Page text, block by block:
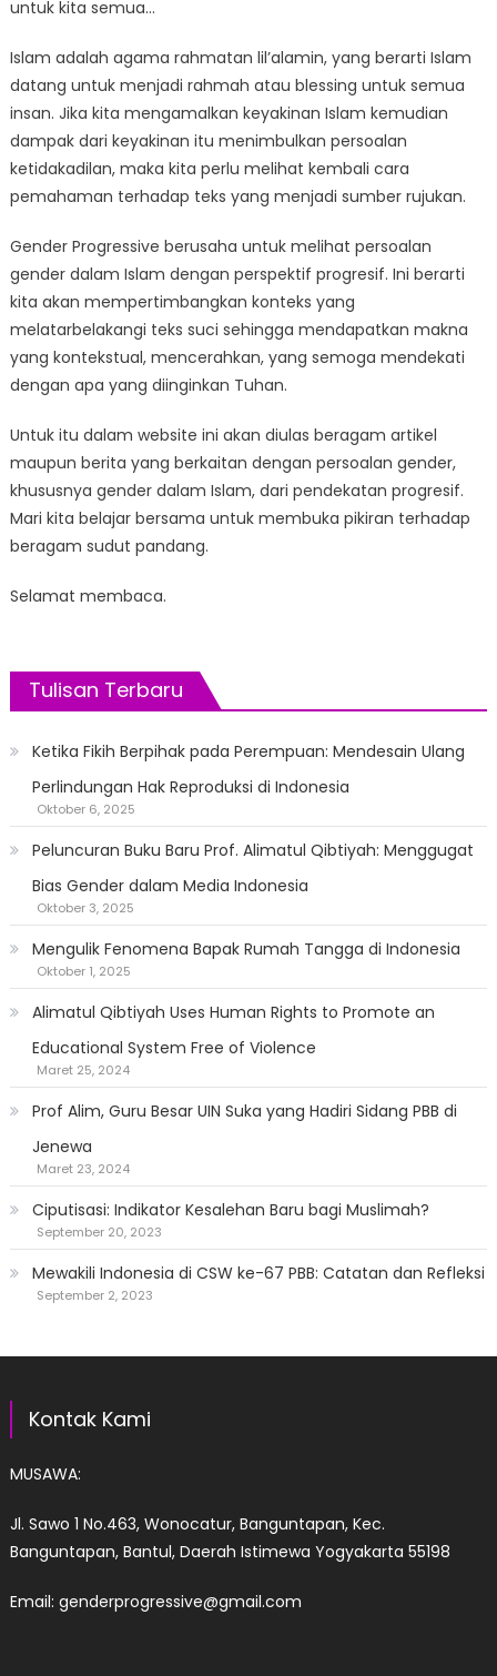
untuk kita semua…
Islam adalah agama rahmatan lil’alamin, yang berarti Islam
datang untuk menjadi rahmah atau blessing untuk semua
insan. Jika kita mengamalkan keyakinan Islam kemudian
dampak dari keyakinan itu menimbulkan persoalan
ketidakadilan, maka kita perlu melihat kembali cara
pemahaman terhadap teks yang menjadi sumber rujukan.
Gender Progressive berusaha untuk melihat persoalan
gender dalam Islam dengan perspektif progresif. Ini berarti
kita akan mempertimbangkan konteks yang
melatarbelakangi teks suci sehingga mendapatkan makna
yang kontekstual, mencerahkan, yang semoga mendekati
dengan apa yang diinginkan Tuhan.
Untuk itu dalam website ini akan diulas beragam artikel
maupun berita yang berkaitan dengan persoalan gender,
khususnya gender dalam Islam, dari pendekatan progresif.
Mari kita belajar bersama untuk membuka pikiran terhadap
beragam sudut pandang.
Selamat membaca.
Tulisan Terbaru
Ketika Fikih Berpihak pada Perempuan: Mendesain Ulang
Perlindungan Hak Reproduksi di Indonesia
Oktober 6, 2025
Peluncuran Buku Baru Prof. Alimatul Qibtiyah: Menggugat
Bias Gender dalam Media Indonesia
Oktober 3, 2025
Mengulik Fenomena Bapak Rumah Tangga di Indonesia
Oktober 1, 2025
Alimatul Qibtiyah Uses Human Rights to Promote an
Educational System Free of Violence
Maret 25, 2024
Prof Alim, Guru Besar UIN Suka yang Hadiri Sidang PBB di
Jenewa
Maret 23, 2024
Ciputisasi: Indikator Kesalehan Baru bagi Muslimah?
September 20, 2023
Mewakili Indonesia di CSW ke-67 PBB: Catatan dan Refleksi
September 2, 2023
Kontak Kami
MUSAWA:
Jl. Sawo 1 No.463, Wonocatur, Banguntapan, Kec.
Banguntapan, Bantul, Daerah Istimewa Yogyakarta 55198
Email: genderprogressive@gmail.com